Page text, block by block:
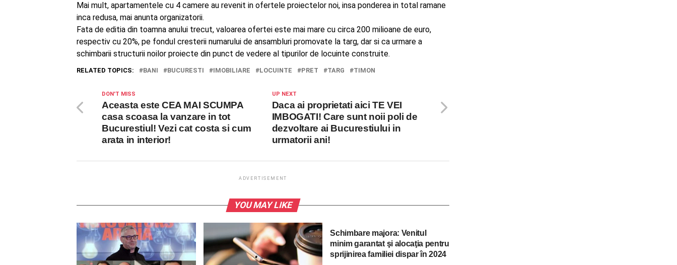
Mai mult, apartamentele cu 4 camere au revenit in ofertele proiectelor noi, insa ponderea in total ramane
inca redusa, mai anunta organizatorii.
Fata de editia din toamna anului trecut, valoarea ofertei este mai mare cu circa 200 milioane de euro,
respectiv cu 20%, pe fondul cresterii numarului de ansambluri promovate la targ, dar si ca urmare a
schimbarii structurii noilor proiecte din punct de vedere al tipurilor de locuinte construite.
RELATED TOPICS: BANI BUCURESTI IMOBILIARE LOCUINTE PRET TARG TIMON
UP NEXT
Daca ai proprietati aici TE VEI
IMBOGATI! Care sunt noii poli de
dezvoltare ai Bucurestiului in
urmatorii ani!
DON'T MISS
Aceasta este CEA MAI SCUMPA
casa scoasa la vanzare in tot
Bucurestiul! Vezi cat costa si cum
arata in interior!
ADVERTISEMENT
YOU MAY LIKE
Schimbare majora: Venitul
minim garantat şi alocaţia pentru
sprijinirea familiei dispar în 2024